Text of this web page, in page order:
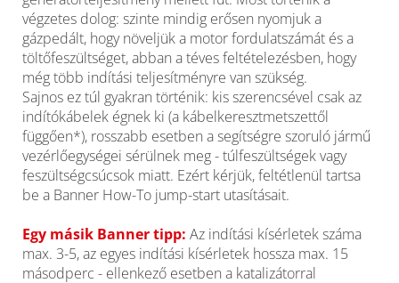
végzetes dolog: szinte mindig erősen nyomjuk a
gázpedált, hogy növeljük a motor fordulatszámát és a
töltőfeszültséget, abban a téves feltételezésben, hogy
még több indítási teljesítményre van szükség.
Sajnos ez túl gyakran történik: kis szerencsével csak az
indítókábelek égnek ki (a kábelkeresztmetszettől
függően*), rosszabb esetben a segítségre szoruló jármű
vezérlőegységei sérülnek meg - túlfeszültségek vagy
feszültségcsúcsok miatt. Ezért kérjük, feltétlenül tartsa
be a Banner How-To jump-start utasításait.
Egy másik Banner tipp: Az indítási kísérletek száma
max. 3-5, az egyes indítási kísérletek hossza max. 15
másodperc - ellenkező esetben a katalizátorral